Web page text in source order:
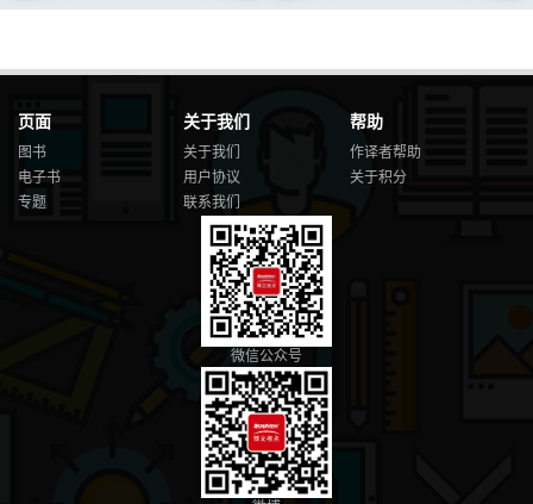
10.5.3 指针碰撞与eden区分配 657
页面
图书
电子书
专题
关于我们
关于我们
用户协议
联系我们
帮助
作译者帮助
关于积分
微信公众号